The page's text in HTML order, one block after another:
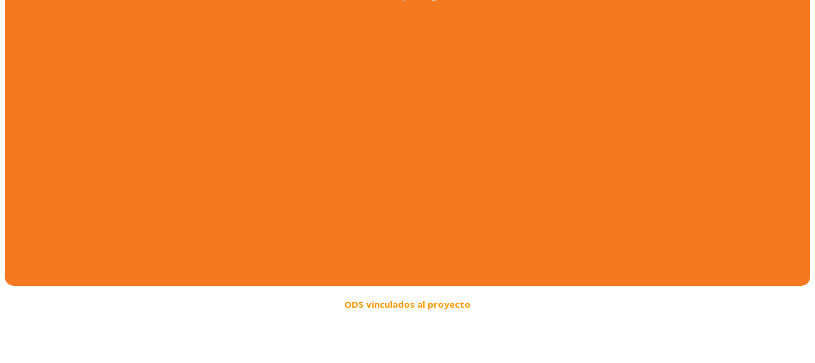
ODS vinculados al proyecto